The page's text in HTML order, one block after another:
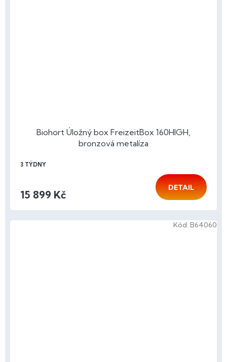
Biohort Úložný box FreizeitBox 160HIGH,
bronzová metalíza
3 TÝDNY
15 899 Kč
DETAIL
Kód: B64060